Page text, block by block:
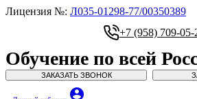
Лицензия №: Л035-01298-77/00350389
+7 (958) 709-05-
Обучение по всей
ЗАКАЗАТЬ ЗВОНОК
account_circle